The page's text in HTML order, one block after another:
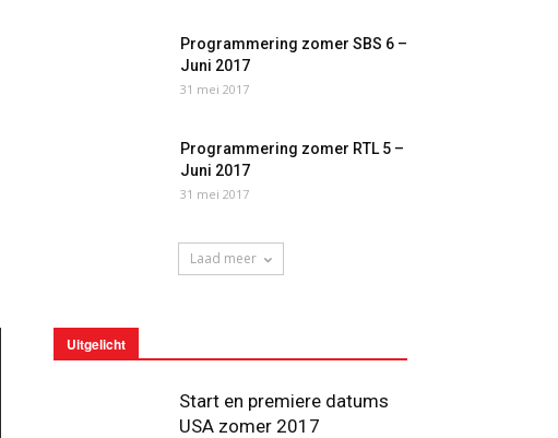
Programmering zomer SBS 6 –
Juni 2017
31 mei 2017
Programmering zomer RTL 5 –
Juni 2017
31 mei 2017
Laad meer
Uitgelicht
Start en premiere datums
USA zomer 2017